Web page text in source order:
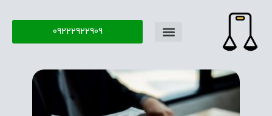
09222922909